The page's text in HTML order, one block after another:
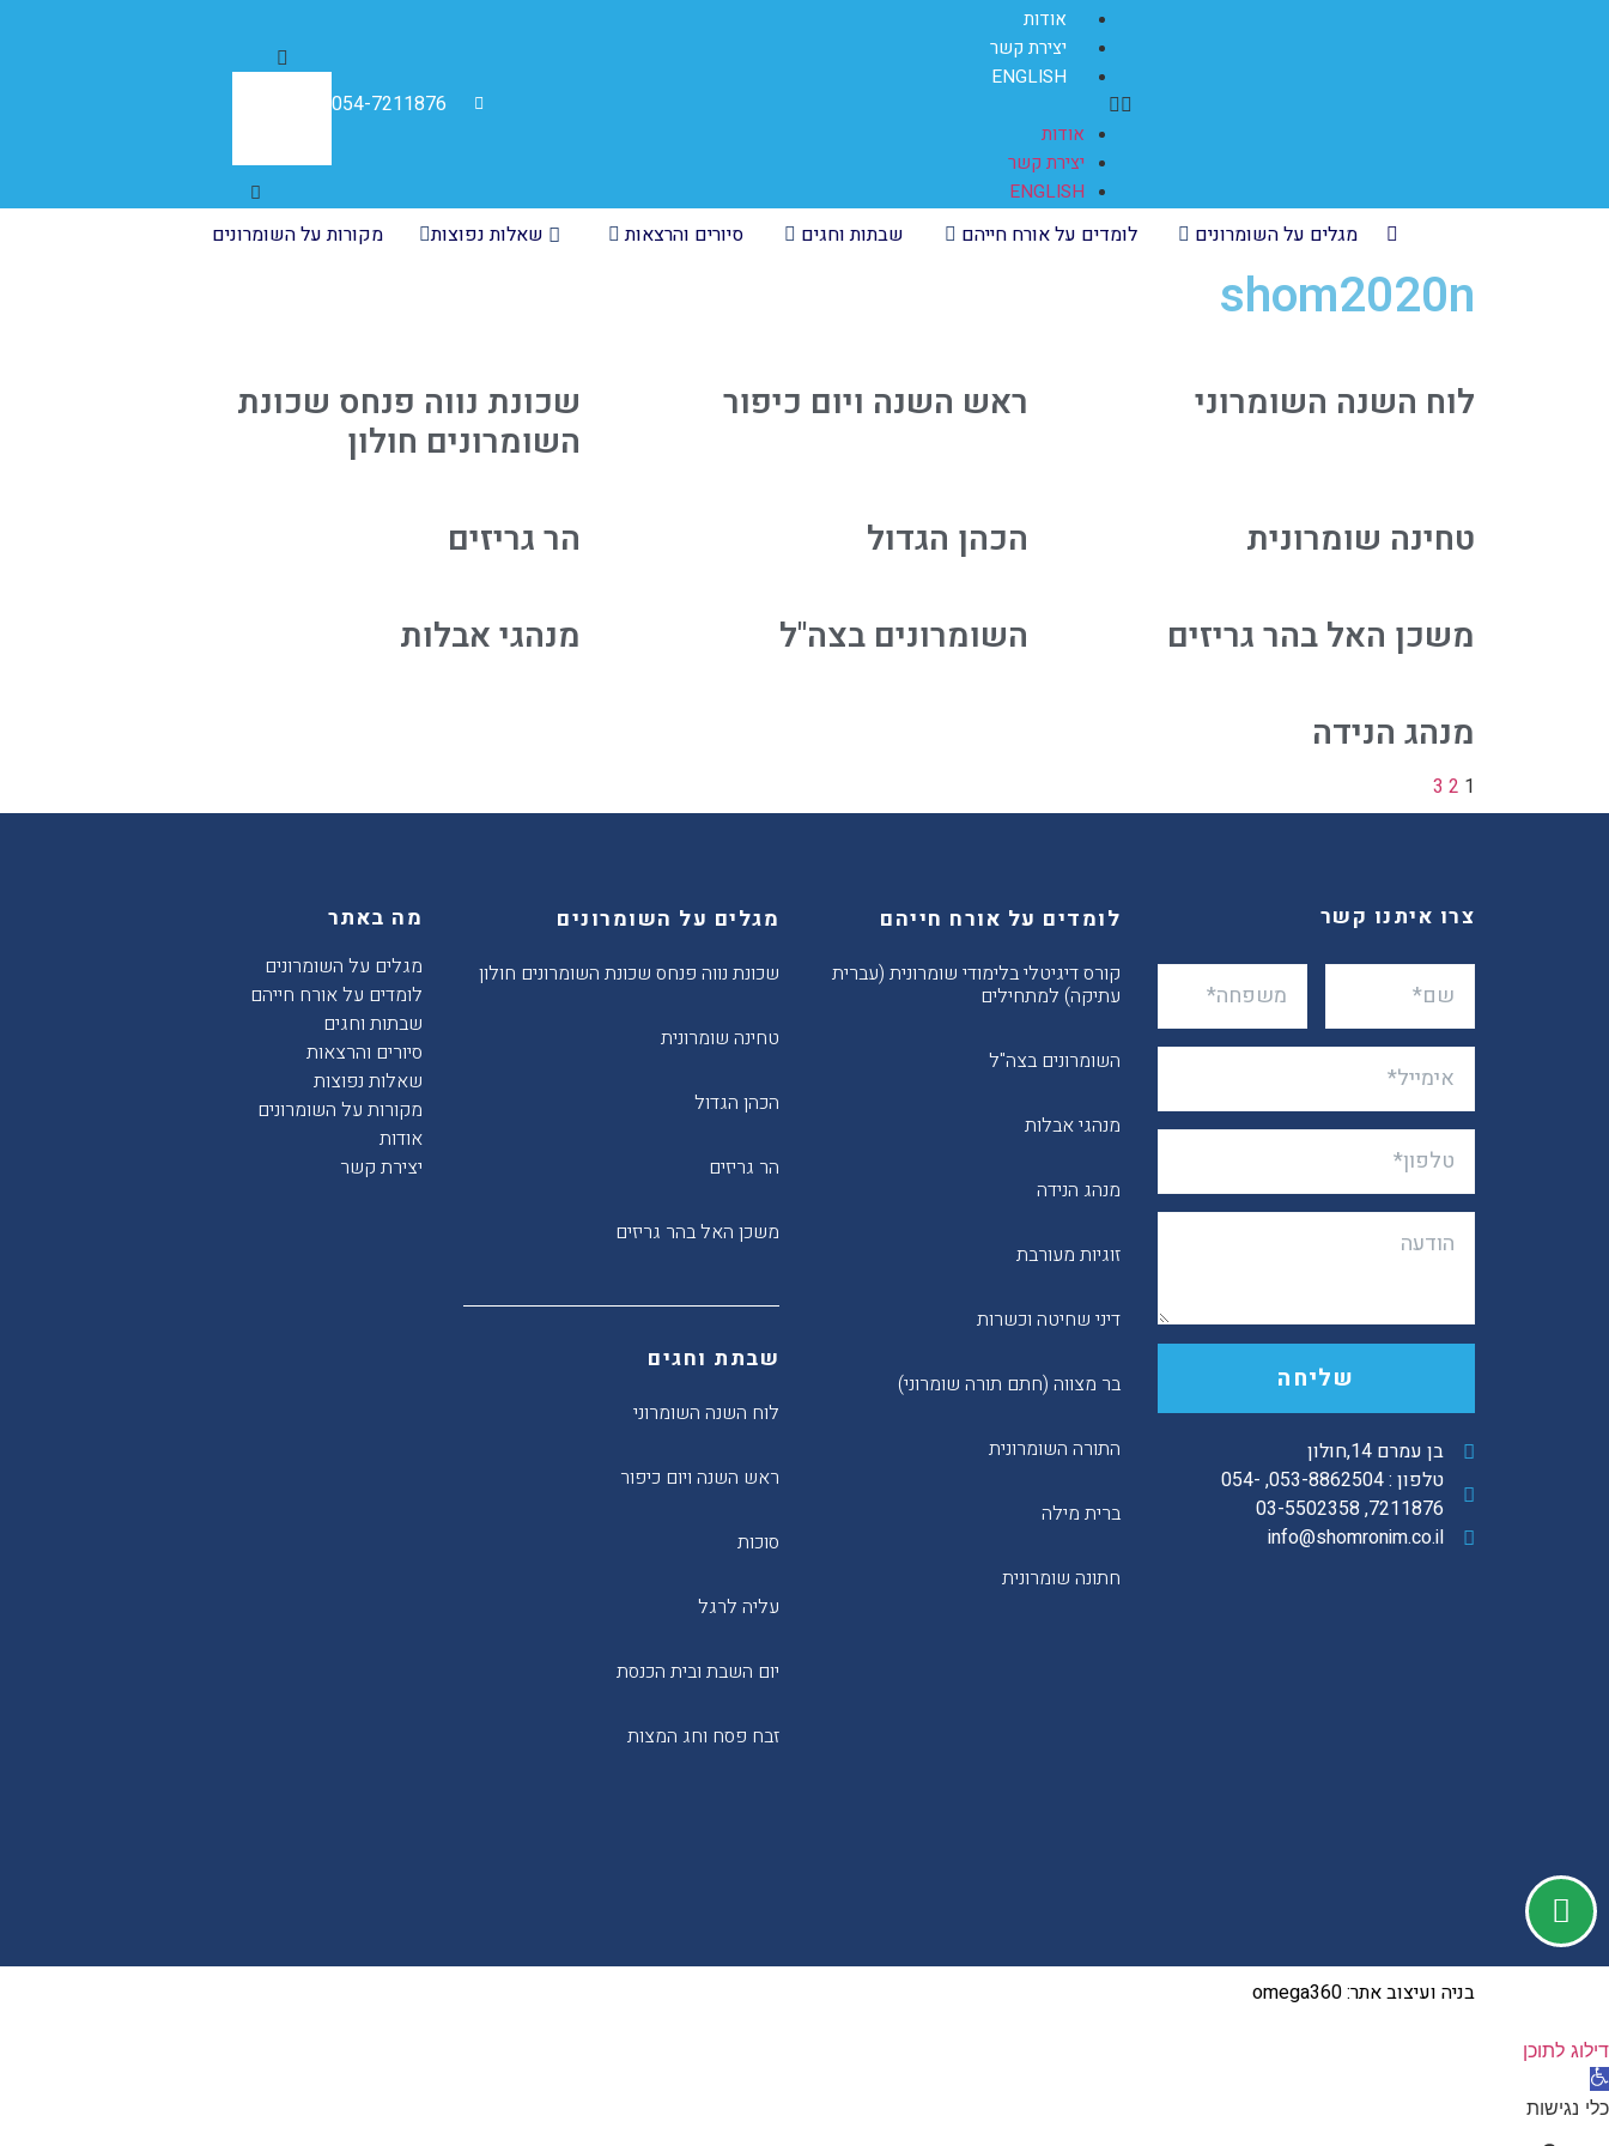
אודות
יצירת קשר
ENGLISH
אודות
יצירת קשר
ENGLISH
054-7211876
מגלים על השומרונים לומדים על אורח חייהם שבתות וחגים סיורים והרצאות שאלות נפוצות מקורות על השומרונים
shom2020n
לוח השנה השומרוני ראש השנה ויום כיפור
שכונת נווה פנחס שכונת
השומרונים חולון
טחינה שומרונית
הכהן הגדול
הר גריזים
משכן האל בהר גריזים
השומרונים בצה"ל
מנהגי אבלות
מנהג הנידה
1
2
3
צרו איתנו קשר
שליחה
בן עמרם 14,חולון
טלפון : 053-8862504, 054-
7211876, 03-5502358
info@shomronim.co.il
לומדים על אורח חייהם
קורס דיגיטלי בלימודי שומרונית (עברית
עתיקה) למתחילים
השומרונים בצה"ל
מנהגי אבלות
מנהג הנידה
זוגיות מעורבת
דיני שחיטה וכשרות
בר מצווה (חתם תורה שומרוני)
התורה השומרונית
ברית מילה
חתונה שומרונית
מגלים על השומרונים
שכונת נווה פנחס שכונת השומרונים חולון
טחינה שומרונית
הכהן הגדול
הר גריזים
משכן האל בהר גריזים
שבתת וחגים
לוח השנה השומרוני
ראש השנה ויום כיפור
סוכות
עליה לרגל
יום השבת ובית הכנסת
זבח פסח וחג המצות
מה באתר
מגלים על השומרונים
לומדים על אורח חייהם
שבתות וחגים
סיורים והרצאות
שאלות נפוצות
מקורות על השומרונים
אודות
יצירת קשר
בניה ועיצוב אתר:omega360
דילוג לתוכן
פתח סרגל נגישות
כלי נגישות